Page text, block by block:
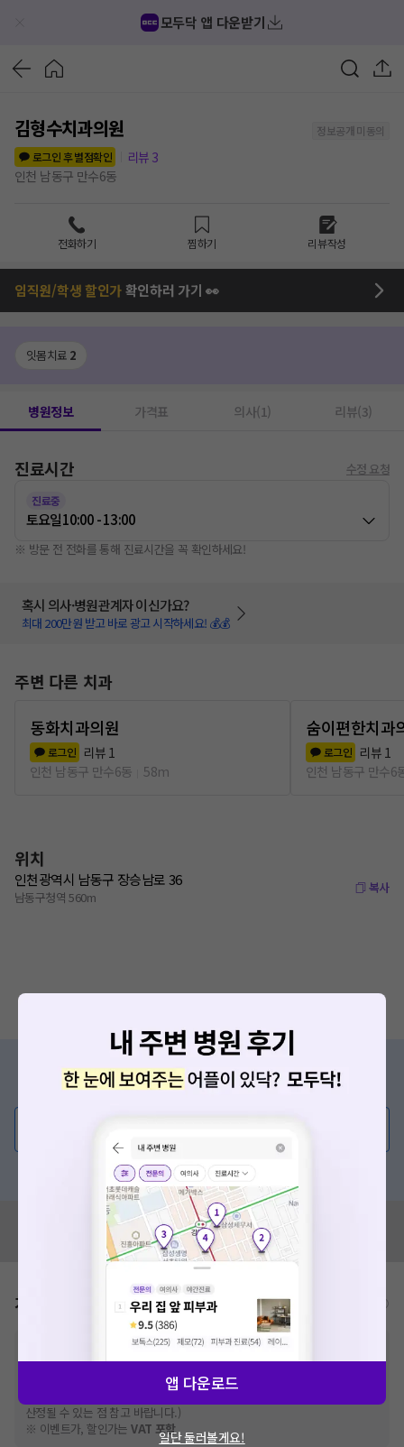
모두닥 앱 다운받기
김형수치과의원
정보공개 미동의
로그인 후 별점확인
리뷰 3
인천 남동구 만수6동
전화하기 찜하기 리뷰작성
임직원/학생 할인가확인하러 가기 👀
잇몸치료 2
병원정보 가격표 의사(1) 리뷰(3)
진료시간 수정 요청
진료중
토요일10:00 - 13:00
※ 방문 전 전화를 통해 진료시간을 꼭 확인하세요!
혹시 의사·병원관계자 이신가요?
최대 200만원 받고 바로 광고 시작하세요! 💰💰
주변 다른 치과
동화치과의원
로그인 리뷰 1
인천 남동구 만수6동
58m
숨이편한치과
로그인 리뷰 1
인천 남동구 만수6
위치
인천광역시 남동구 장승남로 36
남동구청역 560m
복사
증상/치료, 궁금한 점이 있나요?
의사가 직접 답해드려요!
혹은, 의료상담 서비스에 다양한 게시글 보러가기
혹시 잘못된 병원정보가 있나요?
모두닥 팀에 알려주세요!
가격표 비급여/급여 진료란?
추가비용 등으로 실제 가격과 상이할 수 있으니, 정확
한 가격은 해당 의료기관에 직접 문의해주세요.
건강보험심사평가원에 고지되어 있는 급여 진료 기준 가
격입니다. (진료와 연관된 복합적인 비용이 추가되어, 병원마다 금액이 다르게
산정될 수 있는 점 참고 바랍니다.)
※ 이벤트가, 할인가는VAT 포함
앱 다운로드
일단 둘러볼게요!